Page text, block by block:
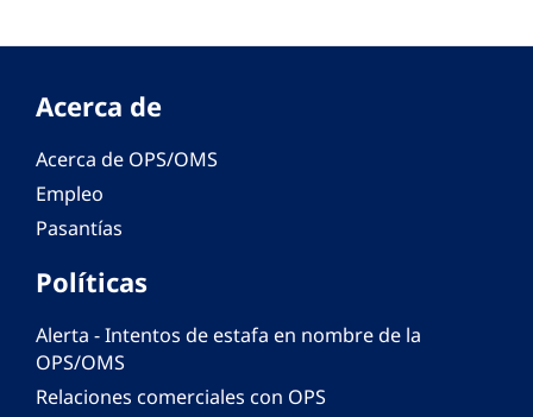
Acerca de
Acerca de OPS/OMS
Empleo
Pasantías
Políticas
Alerta - Intentos de estafa en nombre de la
OPS/OMS
Relaciones comerciales con OPS